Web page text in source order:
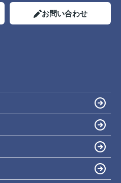
お問い合わせ